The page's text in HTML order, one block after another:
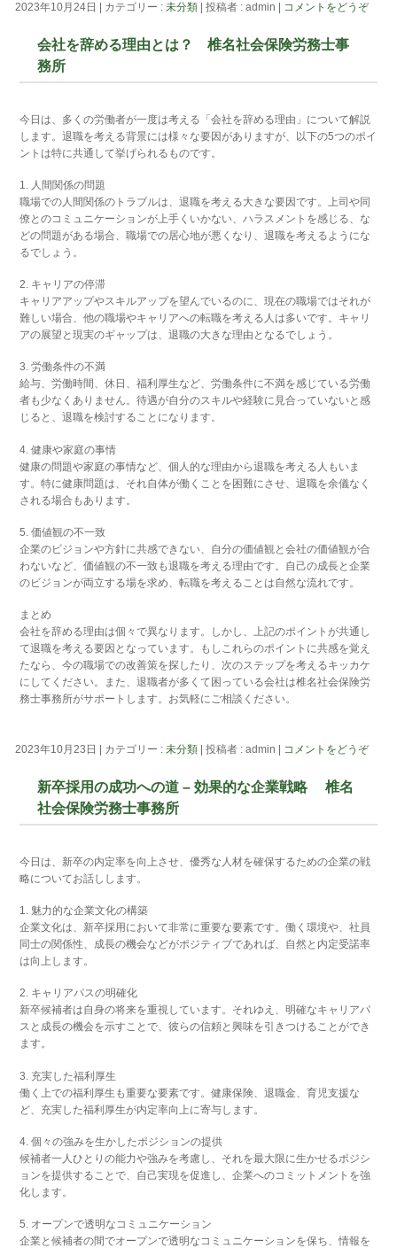
2023年10月24日 カテゴリー :未分類 |投稿者 : admin コメントをどうぞ
会社を辞める理由とは？ 椎名社会保険労務士事
務所
今日は、多くの労働者が一度は考える「会社を辞める理由」について解説
します。退職を考える背景には様々な要因がありますが、以下の5つのポイ
ントは特に共通して挙げられるものです。
1. 人間関係の問題
職場での人間関係のトラブルは、退職を考える大きな要因です。上司や同
僚とのコミュニケーションが上手くいかない、ハラスメントを感じる、な
どの問題がある場合、職場での居心地が悪くなり、退職を考えるようにな
るでしょう。
2. キャリアの停滞
キャリアアップやスキルアップを望んでいるのに、現在の職場ではそれが
難しい場合、他の職場やキャリアへの転職を考える人は多いです。キャリ
アの展望と現実のギャップは、退職の大きな理由となるでしょう。
3. 労働条件の不満
給与、労働時間、休日、福利厚生など、労働条件に不満を感じている労働
者も少なくありません。待遇が自分のスキルや経験に見合っていないと感
じると、退職を検討することになります。
4. 健康や家庭の事情
健康の問題や家庭の事情など、個人的な理由から退職を考える人もいま
す。特に健康問題は、それ自体が働くことを困難にさせ、退職を余儀なく
される場合もあります。
5. 価値観の不一致
企業のビジョンや方針に共感できない、自分の価値観と会社の価値観が合
わないなど、価値観の不一致も退職を考える理由です。自己の成長と企業
のビジョンが両立する場を求め、転職を考えることは自然な流れです。
まとめ
会社を辞める理由は個々で異なります。しかし、上記のポイントが共通し
て退職を考える要因となっています。もしこれらのポイントに共感を覚え
たなら、今の職場での改善策を探したり、次のステップを考えるキッカケ
にしてください。また、退職者が多くて困っている会社は椎名社会保険労
務士事務所がサポートします。お気軽にご相談ください。
2023年10月23日 カテゴリー :未分類 |投稿者 : admin コメントをどうぞ
新卒採用の成功への道 – 効果的な企業戦略 椎名
社会保険労務士事務所
今日は、新卒の内定率を向上させ、優秀な人材を確保するための企業の戦
略についてお話しします。
1. 魅力的な企業文化の構築
企業文化は、新卒採用において非常に重要な要素です。働く環境や、社員
同士の関係性、成長の機会などがポジティブであれば、自然と内定受諾率
は向上します。
2. キャリアパスの明確化
新卒候補者は自身の将来を重視しています。それゆえ、明確なキャリアパ
スと成長の機会を示すことで、彼らの信頼と興味を引きつけることができ
ます。
3. 充実した福利厚生
働く上での福利厚生も重要な要素です。健康保険、退職金、育児支援な
ど、充実した福利厚生が内定率向上に寄与します。
4. 個々の強みを生かしたポジションの提供
候補者一人ひとりの能力や強みを考慮し、それを最大限に生かせるポジシ
ョンを提供することで、自己実現を促進し、企業へのコミットメントを強
化します。
5. オープンで透明なコミュニケーション
企業と候補者の間でオープンで透明なコミュニケーションを保ち、情報を